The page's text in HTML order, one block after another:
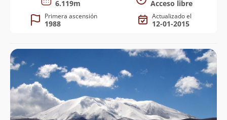
6.119m Acceso libre
Primera ascensión
1988
Actualizado el
12-01-2015